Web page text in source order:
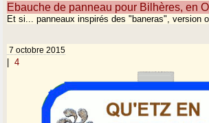
Ebauche de panneau pour Bilhères, en
Et si... panneaux inspirés des "baneras", version
7 octobre 2015
| 4